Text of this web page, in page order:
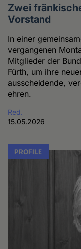
Zwei
Vorstand
In einer
vergangenen
Mitglieder der
Fürth, um ihre
ausscheidende,
ehren.
Red.
15.05.2026
PROFILE